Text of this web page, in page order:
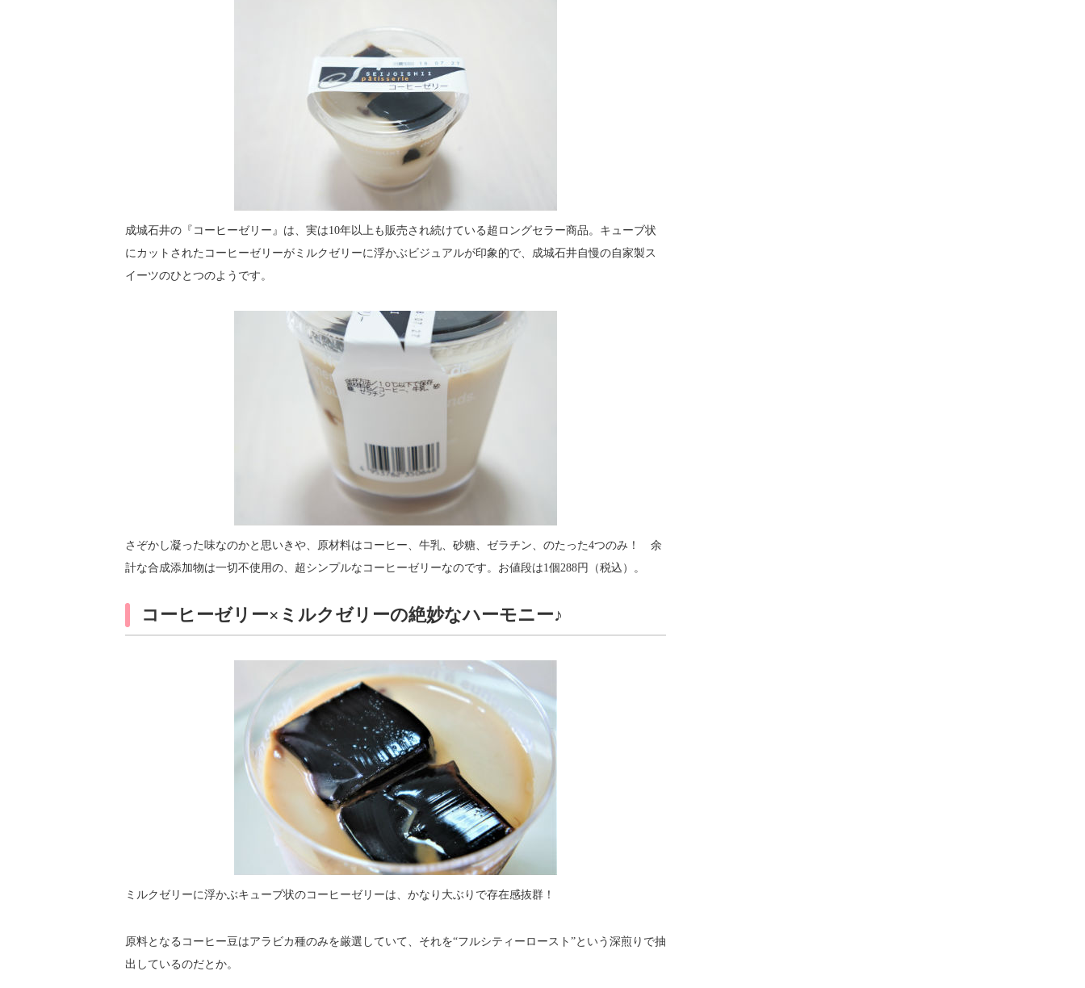
成城石井の『コーヒーゼリー』は、実は10年以上も販売され続けている超ロングセラー商品。キューブ状
にカットされたコーヒーゼリーがミルクゼリーに浮かぶビジュアルが印象的で、成城石井自慢の自家製ス
イーツのひとつのようです。
さぞかし凝った味なのかと思いきや、原材料はコーヒー、牛乳、砂糖、ゼラチン、のたった4つのみ！ 余
計な合成添加物は一切不使用の、超シンプルなコーヒーゼリーなのです。お値段は1個288円（税込）。
コーヒーゼリー×ミルクゼリーの絶妙なハーモニー♪
ミルクゼリーに浮かぶキューブ状のコーヒーゼリーは、かなり大ぶりで存在感抜群！
原料となるコーヒー豆はアラビカ種のみを厳選していて、それを“フルシティーロースト”という深煎りで抽
出しているのだとか。